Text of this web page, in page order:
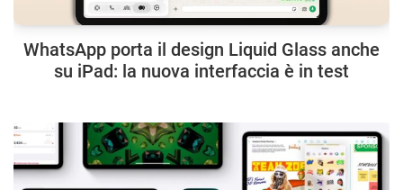
WhatsApp porta il design Liquid Glass anche
su iPad: la nuova interfaccia è in test